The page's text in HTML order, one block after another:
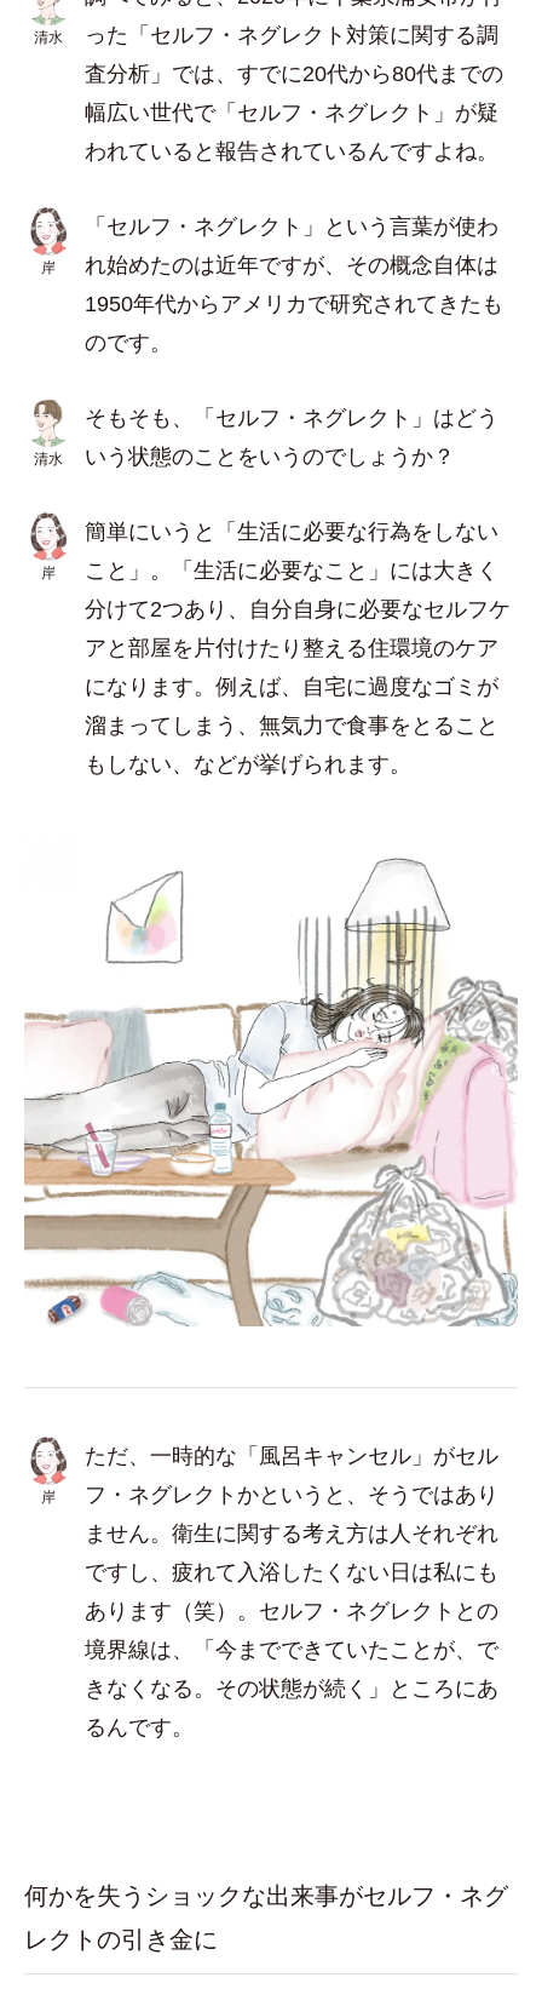
清水
った「セルフ・ネグレクト対策に関する調
査分析」では、すでに20代から80代までの
幅広い世代で「セルフ・ネグレクト」が疑
われていると報告されているんですよね。
岸
「セルフ・ネグレクト」という言葉が使わ
れ始めたのは近年ですが、その概念自体は
1950年代からアメリカで研究されてきたも
のです。
清水
そもそも、「セルフ・ネグレクト」はどう
いう状態のことをいうのでしょうか？
岸
簡単にいうと「生活に必要な行為をしない
こと」。「生活に必要なこと」には大きく
分けて2つあり、自分自身に必要なセルフケ
アと部屋を片付けたり整える住環境のケア
になります。例えば、自宅に過度なゴミが
溜まってしまう、無気力で食事をとること
もしない、などが挙げられます。
岸
ただ、一時的な「風呂キャンセル」がセル
フ・ネグレクトかというと、そうではあり
ません。衛生に関する考え方は人それぞれ
ですし、疲れて入浴したくない日は私にも
あります（笑）。セルフ・ネグレクトとの
境界線は、「今までできていたことが、で
きなくなる。その状態が続く」ところにあ
るんです。
何かを失うショックな出来事がセルフ・ネグ
レクトの引き金に